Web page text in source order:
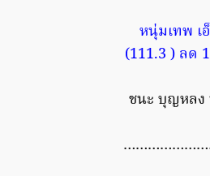
หนุ่มเทพ
(111.3 ) ลด
ชนะ บุญหลง นก